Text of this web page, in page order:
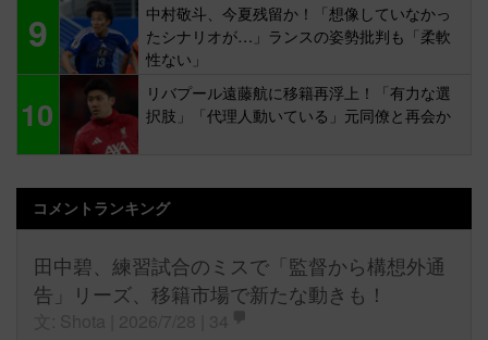
9
中村敬斗、今夏残留か！「想像していなかっ
たシナリオが…」ランスの姿勢批判も「柔軟
性ない」
10
リバプール遠藤航に移籍再浮上！「有力な選
択肢」「代理人動いている」元同僚と再会か
コメントランキング
田中碧、練習試合のミスで「監督から構想外通
告」リーズ、移籍市場で新たな動きも！